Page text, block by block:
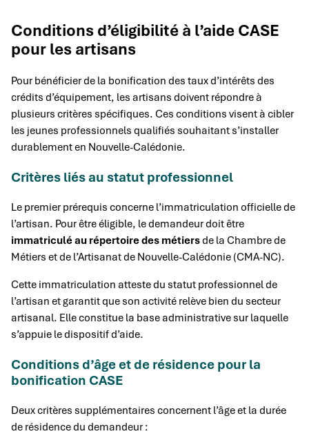
Conditions d’éligibilité à l’aide CASE
pour les artisans
Pour bénéficier de la bonification des taux d’intérêts des
crédits d’équipement, les artisans doivent répondre à
plusieurs critères spécifiques. Ces conditions visent à cibler
les jeunes professionnels qualifiés souhaitant s’installer
durablement en Nouvelle-Calédonie.
Critères liés au statut professionnel
Le premier prérequis concerne l’immatriculation officielle de
l’artisan. Pour être éligible, le demandeur doit être
immatriculé au répertoire des métiersde la Chambre de
Métiers et de l’Artisanat de Nouvelle-Calédonie (CMA-NC).
Cette immatriculation atteste du statut professionnel de
l’artisan et garantit que son activité relève bien du secteur
artisanal. Elle constitue la base administrative sur laquelle
s’appuie le dispositif d’aide.
Conditions d’âge et de résidence pour la
bonification CASE
Deux critères supplémentaires concernent l’âge et la durée
de résidence du demandeur :